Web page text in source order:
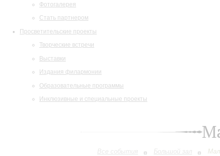
Фотогалерея
Стать партнером
Просветительские проекты
Творческие встречи
Выставки
Издания филармонии
Образовательные программы
Инклюзивные и специальные проекты
Все события Большой зал